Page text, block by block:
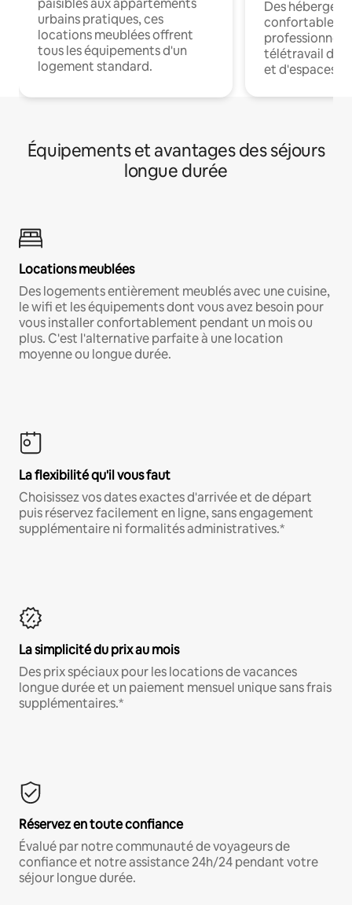
paisibles aux appartements
urbains pratiques, ces
locations meublées offrent
tous les équipements d'un
logement standard.
Des
confortables
professionnels
télétravail
et d'espaces
Équipements et avantages des séjours
longue durée
Locations meublées
Des logements entièrement meublés avec une cuisine,
le wifi et les équipements dont vous avez besoin pour
vous installer confortablement pendant un mois ou
plus. C'est l'alternative parfaite à une location
moyenne ou longue durée.
La flexibilité qu'il vous faut
Choisissez vos dates exactes d'arrivée et de départ
puis réservez facilement en ligne, sans engagement
supplémentaire ni formalités administratives.*
La simplicité du prix au mois
Des prix spéciaux pour les locations de vacances
longue durée et un paiement mensuel unique sans frais
supplémentaires.*
Réservez en toute confiance
Évalué par notre communauté de voyageurs de
confiance et notre assistance 24h/24 pendant votre
séjour longue durée.